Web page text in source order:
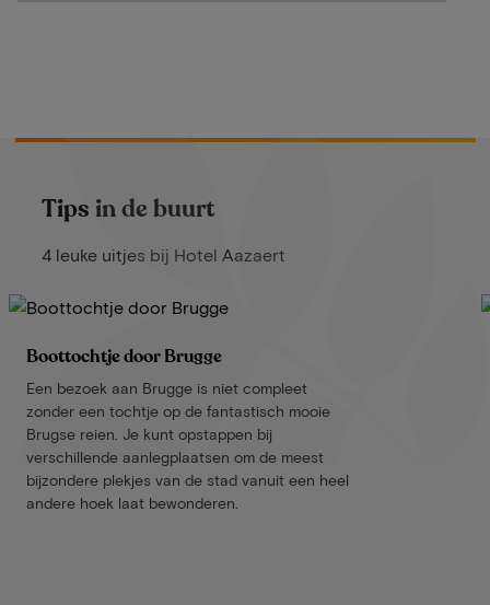
Tips in de buurt
4 leuke uitjes bij Hotel Aazaert
Boottochtje door Brugge
Een bezoek aan Brugge is niet compleet
zonder een tochtje op de fantastisch mooie
Brugse reien. Je kunt opstappen bij
verschillende aanlegplaatsen om de meest
bijzondere plekjes van de stad vanuit een heel
andere hoek laat bewonderen.